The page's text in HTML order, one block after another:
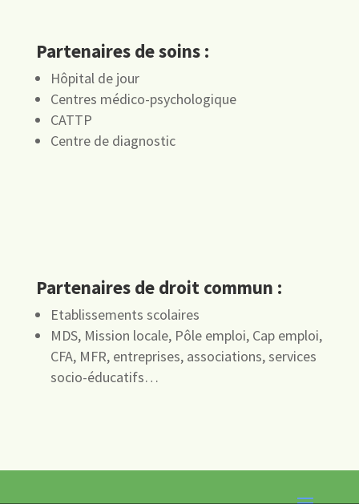
Partenaires de soins :
Hôpital de jour
Centres médico-psychologique
CATTP
Centre de diagnostic
Partenaires de droit commun :
Etablissements scolaires
MDS, Mission locale, Pôle emploi, Cap emploi,
CFA, MFR, entreprises, associations, services
socio-éducatifs…